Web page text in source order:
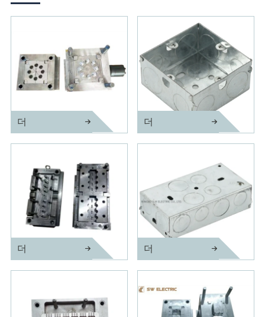
더
E27 사출 금형
더
소켓 정밀 사출 금형
더
정밀 사출 금형 플러그
더
전기 제품 사출 금형